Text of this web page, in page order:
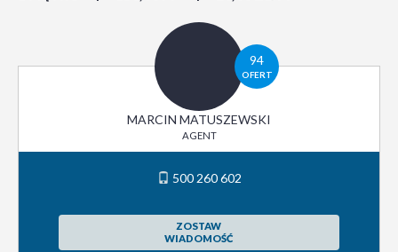
94
OFERT
MARCIN MATUSZEWSKI
AGENT
500 260 602
ZOSTAW
WIADOMOŚĆ